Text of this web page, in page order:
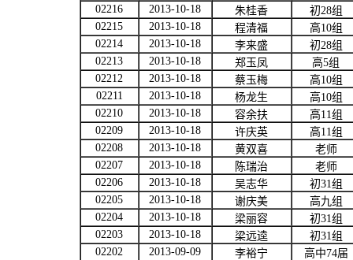
02216
2013-10-18 朱桂香 初28组
02215
2013-10-18 程清福 高10组
02214
2013-10-18 李来盛 初28组
02213
2013-10-18 郑玉凤 高5组
02212
2013-10-18 蔡玉梅 高10组
02211
2013-10-18 杨龙生 高10组
02210
2013-10-18 容余扶 高11组
02209
2013-10-18 许庆英 高11组
02208
2013-10-18 黄双喜
老师
02207
2013-10-18 陈瑞治
老师
02206
2013-10-18 吴志华 初31组
02205
2013-10-18 谢庆美
高九组
02204
2013-10-18 梁丽容 初31组
02203
2013-10-18 梁远逵 初31组
02202
2013-09-09 李裕宁 高中74届